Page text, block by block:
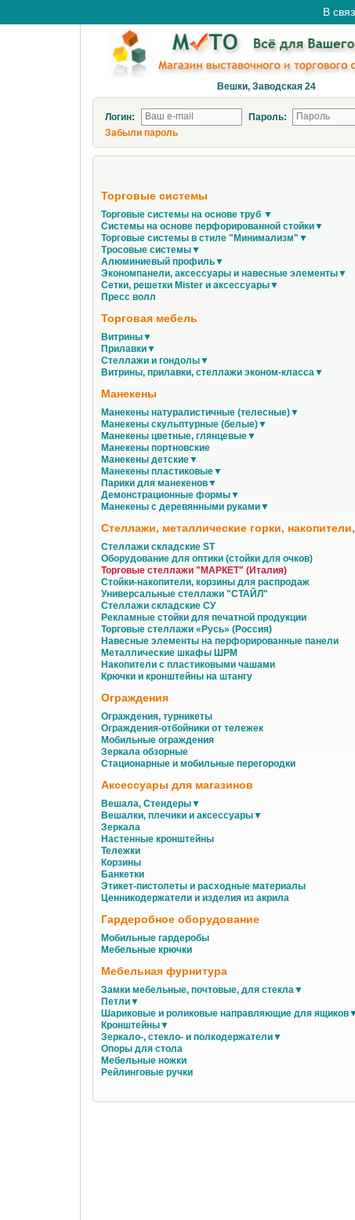
В
Вешки, Заводская 24
Логин:
Пароль:
Забыли пароль
Торговые системы
Торговые системы на основе труб ▼
Системы на основе перфорированной стойки▼
Торговые системы в стиле "Минимализм"▼
Тросовые системы▼
Алюминиевый профиль▼
Экономпанели, аксессуары и навесные элементы▼
Сетки, решетки Mister и аксессуары▼
Пресс волл
Торговая мебель
Витрины▼
Прилавки▼
Стеллажи и гондолы▼
Витрины, прилавки, стеллажи эконом-класса▼
Манекены
Манекены натуралистичные (телесные)▼
Манекены скульптурные (белые)▼
Манекены цветные, глянцевые▼
Манекены портновские
Манекены детские▼
Манекены пластиковые▼
Парики для манекенов▼
Демонстрационные формы▼
Манекены с деревянными руками▼
Стеллажи, металлические горки,
Стеллажи складские ST
Оборудование для оптики (стойки для очков)
Торговые стеллажи "МАРКЕТ" (Италия)
Стойки-накопители, корзины для распродаж
Универсальные стеллажи "СТАЙЛ"
Стеллажи складские СУ
Рекламные стойки для печатной продукции
Торговые стеллажи «Русь» (Россия)
Навесные элементы на перфорированные панели
Металлические шкафы ШРМ
Накопители с пластиковыми чашами
Крючки и кронштейны на штангу
Ограждения
Ограждения, турникеты
Ограждения-отбойники от тележек
Мобильные ограждения
Зеркала обзорные
Стационарные и мобильные перегородки
Аксессуары для магазинов
Вешала, Стендеры▼
Вешалки, плечики и аксессуары▼
Зеркала
Настенные кронштейны
Тележки
Корзины
Банкетки
Этикет-пистолеты и расходные материалы
Ценникодержатели и изделия из акрила
Гардеробное оборудование
Мобильные гардеробы
Мебельные крючки
Мебельная фурнитура
Замки мебельные, почтовые, для стекла▼
Петли▼
Шариковые и роликовые направляющие для
Кронштейны▼
Зеркало-, стекло- и полкодержатели▼
Опоры для стола
Мебельные ножки
Рейлинговые ручки